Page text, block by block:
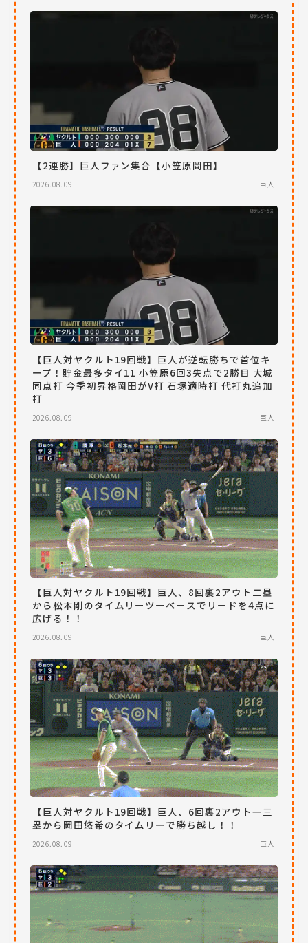
【2連勝】巨人ファン集合【小笠原岡田】
2026.08.09 巨人
【巨人対ヤクルト19回戦】巨人が逆転勝ちで首位キ
ープ！貯金最多タイ11 小笠原6回3失点で2勝目 大城
同点打 今季初昇格岡田がV打 石塚適時打 代打丸追加
打
2026.08.09 巨人
【巨人対ヤクルト19回戦】巨人、8回裏2アウト二塁
から松本剛のタイムリーツーベースでリードを4点に
広げる！！
2026.08.09 巨人
【巨人対ヤクルト19回戦】巨人、6回裏2アウト一三
塁から岡田悠希のタイムリーで勝ち越し！！
2026.08.09 巨人